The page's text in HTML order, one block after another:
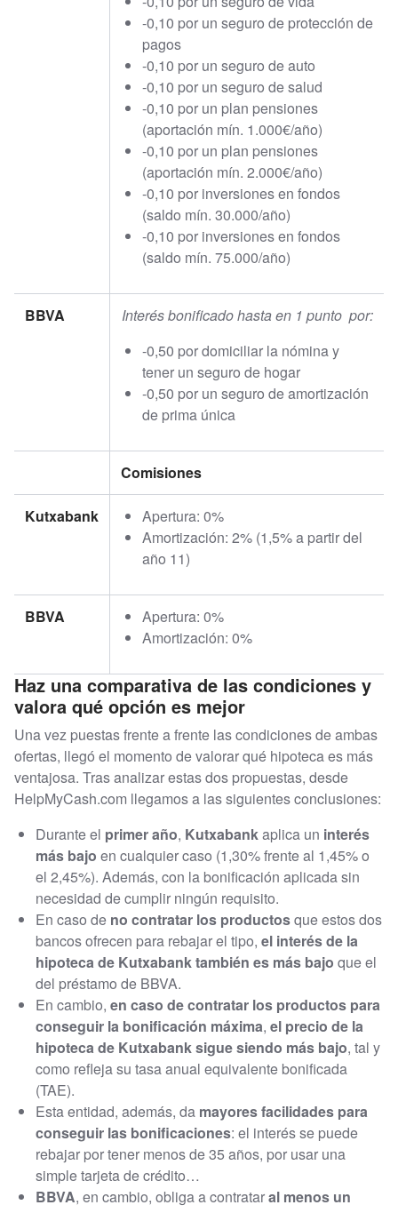
-0,10 por un seguro de protección de
pagos
-0,10 por un seguro de auto
-0,10 por un seguro de salud
-0,10 por un plan pensiones
(aportación mín. 1.000€/año)
-0,10 por un plan pensiones
(aportación mín. 2.000€/año)
-0,10 por inversiones en fondos
(saldo mín. 30.000/año)
-0,10 por inversiones en fondos
(saldo mín. 75.000/año)
BBVA
Interés bonificado hasta en 1 punto por:
-0,50 por domiciliar la nómina y
tener un seguro de hogar
-0,50 por un seguro de amortización
de prima única
Comisiones
Kutxabank
Apertura: 0%
Amortización: 2% (1,5% a partir del
año 11)
BBVA
Apertura: 0%
Amortización: 0%
Haz una comparativa de las condiciones y
valora qué opción es mejor
Una vez puestas frente a frente las condiciones de ambas
ofertas, llegó el momento de valorar qué hipoteca es más
ventajosa. Tras analizar estas dos propuestas, desde
HelpMyCash.com llegamos a las siguientes conclusiones:
Durante el primer año, Kutxabankaplica un interés
más bajo en cualquier caso (1,30% frente al 1,45% o
el 2,45%). Además, con la bonificación aplicada sin
necesidad de cumplir ningún requisito.
En caso de no contratar los productosque estos dos
bancos ofrecen para rebajar el tipo, el interés de la
hipoteca de Kutxabank también es más bajo que el
del préstamo de BBVA.
En cambio, en caso de contratar los productos para
conseguir la bonificación máxima, el precio de la
hipoteca de Kutxabank sigue siendo más bajo, tal y
como refleja su tasa anual equivalente bonificada
(TAE).
Esta entidad, además, da mayores facilidades para
conseguir las bonificaciones: el interés se puede
rebajar por tener menos de 35 años, por usar una
simple tarjeta de crédito…
BBVA, en cambio, obliga a contrataral menos un